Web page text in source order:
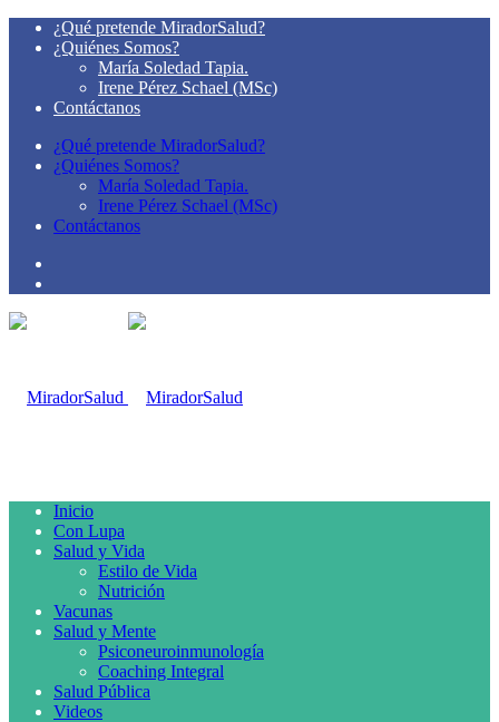
¿Qué pretende MiradorSalud?
¿Quiénes Somos?
María Soledad Tapia.
Irene Pérez Schael (MSc)
Contáctanos
¿Qué pretende MiradorSalud?
¿Quiénes Somos?
María Soledad Tapia.
Irene Pérez Schael (MSc)
Contáctanos
Inicio
Con Lupa
Salud y Vida
Estilo de Vida
Nutrición
Vacunas
Salud y Mente
Psiconeuroinmunología
Coaching Integral
Salud Pública
Videos